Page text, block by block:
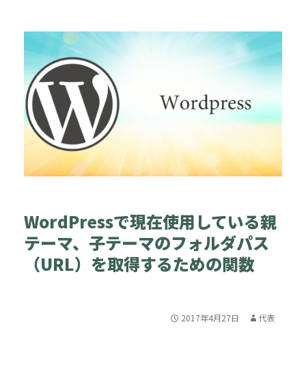
WordPressで現在使用している親
テーマ、子テーマのフォルダパス
（URL）を取得するための関数
2017年4月27日 代表